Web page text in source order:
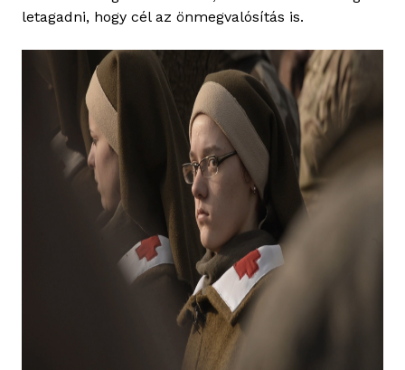
letagadni, hogy cél az önmegvalósítás is.